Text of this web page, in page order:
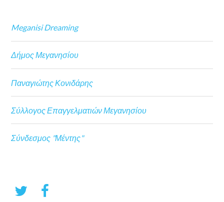
Meganisi Dreaming
Δήμος Μεγανησίου
Παναγιώτης Κονιδάρης
Σύλλογος Επαγγελματιών Μεγανησίου
Σύνδεσμος "Μέντης"